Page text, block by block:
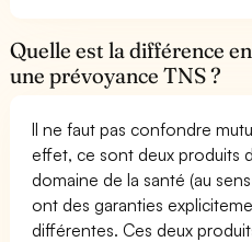
Quelle est la différence
une prévoyance TNS ?
Il ne faut pas confondre
effet, ce sont deux produits
domaine de la santé (au
ont des garanties
différentes. Ces deux